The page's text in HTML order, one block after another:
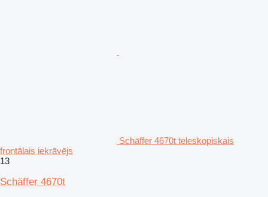
Schäffer 4670t teleskopiskais
frontālais iekrāvējs
13
Schäffer 4670t